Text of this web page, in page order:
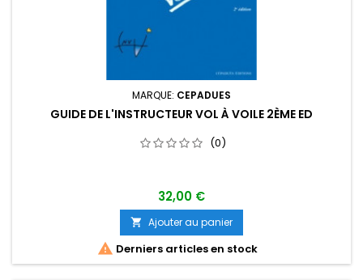
MARQUE: CEPADUES
GUIDE DE L'INSTRUCTEUR VOL À VOILE 2ÈME ED
(0)
32,00 €
 Ajouter au panier
 Derniers articles en stock